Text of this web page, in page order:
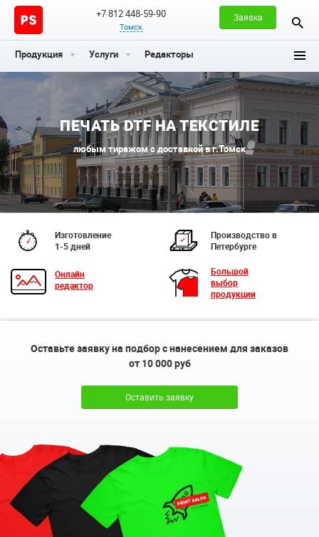
+7 812 448-59-90
Томск
Заявка
Продукция Услуги Редакторы
ПЕЧАТЬ DTF НА ТЕКСТИЛЕ
любым тиражом с доставкой в г.Томск
Изготовление
1-5 дней
Производство в
Петербурге
Онлайн
редактор
Большой
выбор
продукции
Оставьте заявку на подбор с нанесением для заказов
от 10 000 руб
Оставить заявку